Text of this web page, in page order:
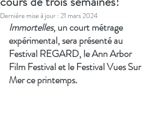
Dernière mise à jour : 21 mars 2024
Immortelles, un court métrage
expérimental, sera présenté au
Festival REGARD, le Ann Arbor
Film Festival et le Festival Vues Sur
Mer ce printemps.